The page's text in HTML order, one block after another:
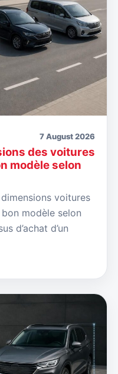
7 August 2026
des voitures
modèle selon
voitures
modèle selon
d’achat d’un